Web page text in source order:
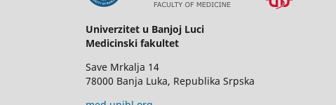
Univerzitet u Banjoj Luci
Medicinski fakultet
Save Mrkalja 14
78000 Banja Luka, Republika Srpska